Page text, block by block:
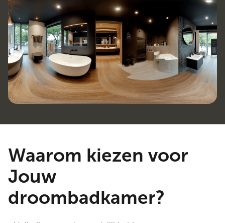
Waarom kiezen voor
Jouw
droombadkamer?